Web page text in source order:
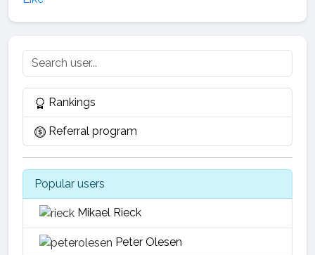
Rankings
Referral program
Popular users
Mikael Rieck
Peter Olesen